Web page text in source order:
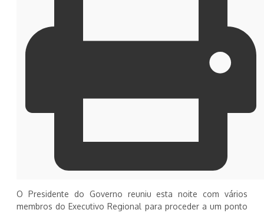
O Presidente do Governo reuniu esta noite com vários
membros do Executivo Regional para proceder a um ponto